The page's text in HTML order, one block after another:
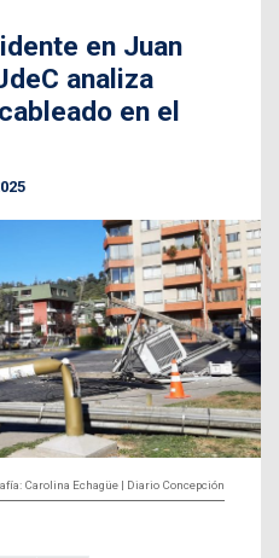
en Juan
analiza
en el
Carolina Echagüe | Diario Concepción